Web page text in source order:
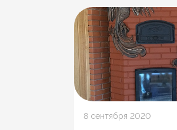
8 сентября 2020